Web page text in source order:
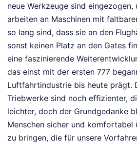
neue Werkzeuge sind eingezogen,
arbeiten an Maschinen mit
so lang sind, dass sie an den
sonst keinen Platz an den Gates
eine faszinierende
das einst mit der ersten 777
Luftfahrtindustrie bis heute prägt.
Triebwerke sind noch effizienter,
leichter, doch der Grundgedanke
Menschen sicher und komfortabel
zu bringen, die für unsere